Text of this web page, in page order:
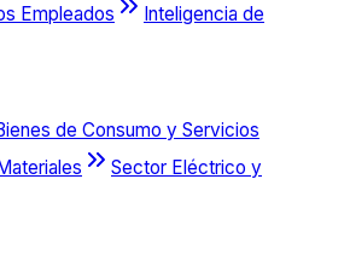
Empleados
Inteligencia de
de Consumo y Servicios
Sector Eléctrico y